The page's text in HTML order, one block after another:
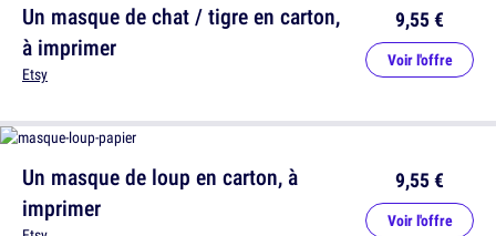
Un masque de loup en carton, à
imprimer
9,55 €
Voir l'offre
Un masque de chat / tigre en carton,
à imprimer
Etsy
9,55 €
Voir l'offre